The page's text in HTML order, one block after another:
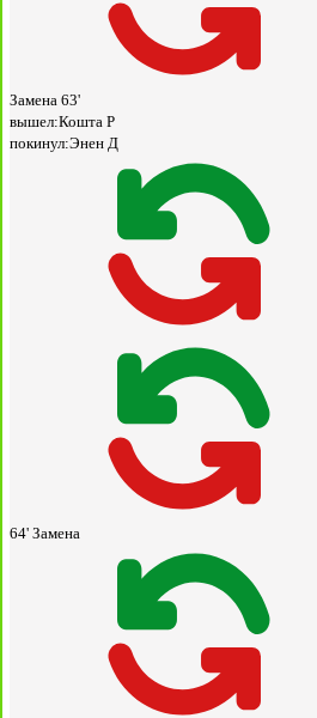
Замена 63'
вышел:Кошта Р
покинул:Энен Д
64' Замена